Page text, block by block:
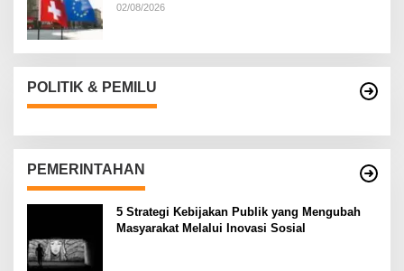
02/08/2026
POLITIK & PEMILU
PEMERINTAHAN
5 Strategi Kebijakan Publik yang Mengubah
Masyarakat Melalui Inovasi Sosial